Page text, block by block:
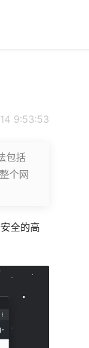
9:53:53
包括
个网
全的高